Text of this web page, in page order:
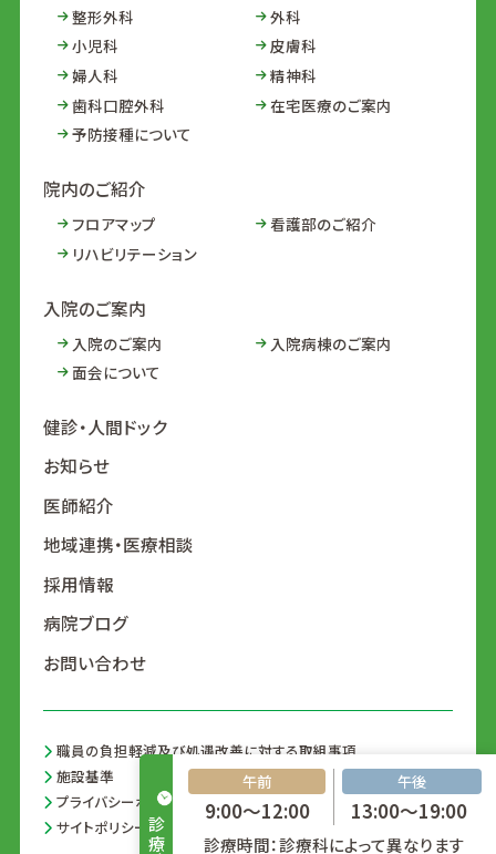
午前
9:00～12:00
午後
13:00～19:00
診療時間：診療科によって異なります
整形外科
外科
小児科
皮膚科
婦人科
精神科
歯科口腔外科
在宅医療のご案内
予防接種について
院内のご紹介
フロアマップ
看護部のご紹介
リハビリテーション
入院のご案内
入院のご案内
入院病棟のご案内
面会について
健診・人間ドック
お知らせ
医師紹介
地域連携・医療相談
採用情報
病院ブログ
お問い合わせ
職員の負担軽減及び処遇改善に対する取組事項
施設基準
プライバシーポリシー
サイトポリシー